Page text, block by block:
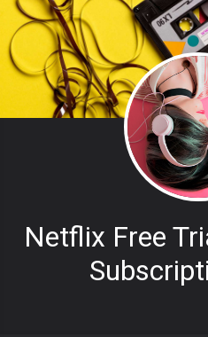
Netflix Free